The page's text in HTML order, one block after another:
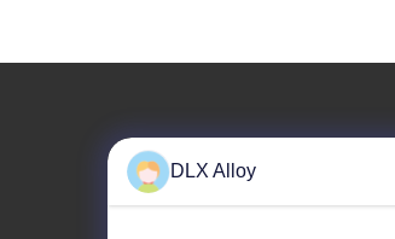
Unsere Adresse
Adresse des Unternehmens
DLX Alloy